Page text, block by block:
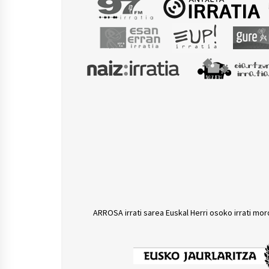
ARROSA irrati sarea Euskal Herri osoko irrati